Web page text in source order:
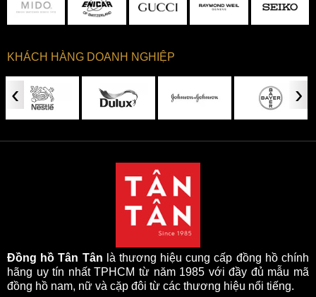
KHÁCH HÀNG DOANH NGHIỆP
‹ ›
Đồng hồ Tân Tân là thương hiệu cung cấp đồng hồ chính
hãng uy tín nhất TPHCM từ năm 1985 với đầy đủ mẫu mã
đồng hồ nam, nữ và cặp đôi từ các thương hiệu nổi tiếng.